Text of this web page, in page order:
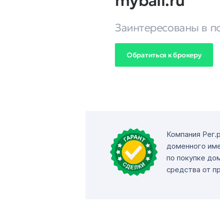
Заинтересованы в
Обратиться к брокеру
Компания
доменного
по покупке
средства от